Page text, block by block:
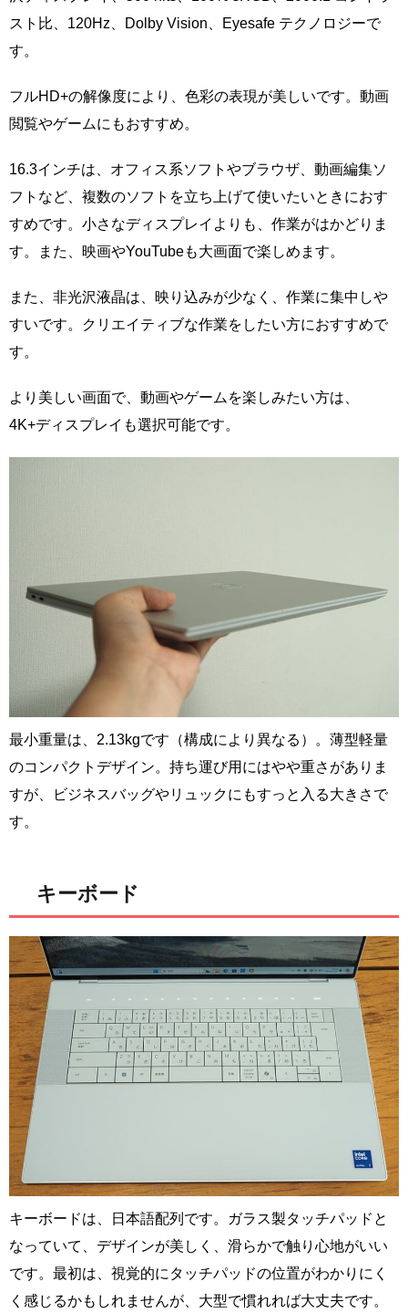
スト比、120Hz、Dolby Vision、Eyesafe テクノロジーで
す。
フルHD+の解像度により、色彩の表現が美しいです。動画
閲覧やゲームにもおすすめ。
16.3インチは、オフィス系ソフトやブラウザ、動画編集ソ
フトなど、複数のソフトを立ち上げて使いたいときにおす
すめです。小さなディスプレイよりも、作業がはかどりま
す。また、映画やYouTubeも大画面で楽しめます。
また、非光沢液晶は、映り込みが少なく、作業に集中しや
すいです。クリエイティブな作業をしたい方におすすめで
す。
より美しい画面で、動画やゲームを楽しみたい方は、
4K+ディスプレイも選択可能です。
最小重量は、2.13kgです（構成により異なる）。薄型軽量
のコンパクトデザイン。持ち運び用にはやや重さがありま
すが、ビジネスバッグやリュックにもすっと入る大きさで
す。
キーボード
キーボードは、日本語配列です。ガラス製タッチパッドと
なっていて、デザインが美しく、滑らかで触り心地がいい
です。最初は、視覚的にタッチパッドの位置がわかりにく
く感じるかもしれませんが、大型で慣れれば大丈夫です。